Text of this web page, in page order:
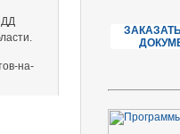
на-